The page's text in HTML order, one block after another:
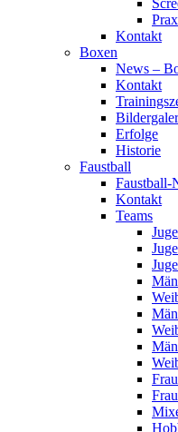
Kontakt
Boxen
News –
Kontakt
Erfolge
Historie
Faustball
Faustball-
Kontakt
Teams